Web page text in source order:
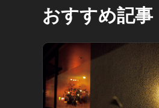
おすすめ記事